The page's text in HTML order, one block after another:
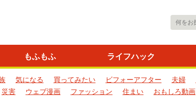
もふもふ ライフハック
気になる 買ってみたい ビフォーアフター 夫婦
災害 ウェブ漫画 ファッション 住まい おもしろ動画